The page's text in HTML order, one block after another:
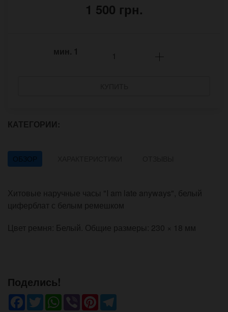
1 500 грн.
мин. 1
КАТЕГОРИИ:
ОБЗОР
Хитовые наручные часы "I am late anyways", белый
циферблат с белым ремешком
Цвет ремня: Белый. Общие размеры: 230 × 18 мм
Поделись!
Facebook
TwitterWhatsApp
ViberPinterest